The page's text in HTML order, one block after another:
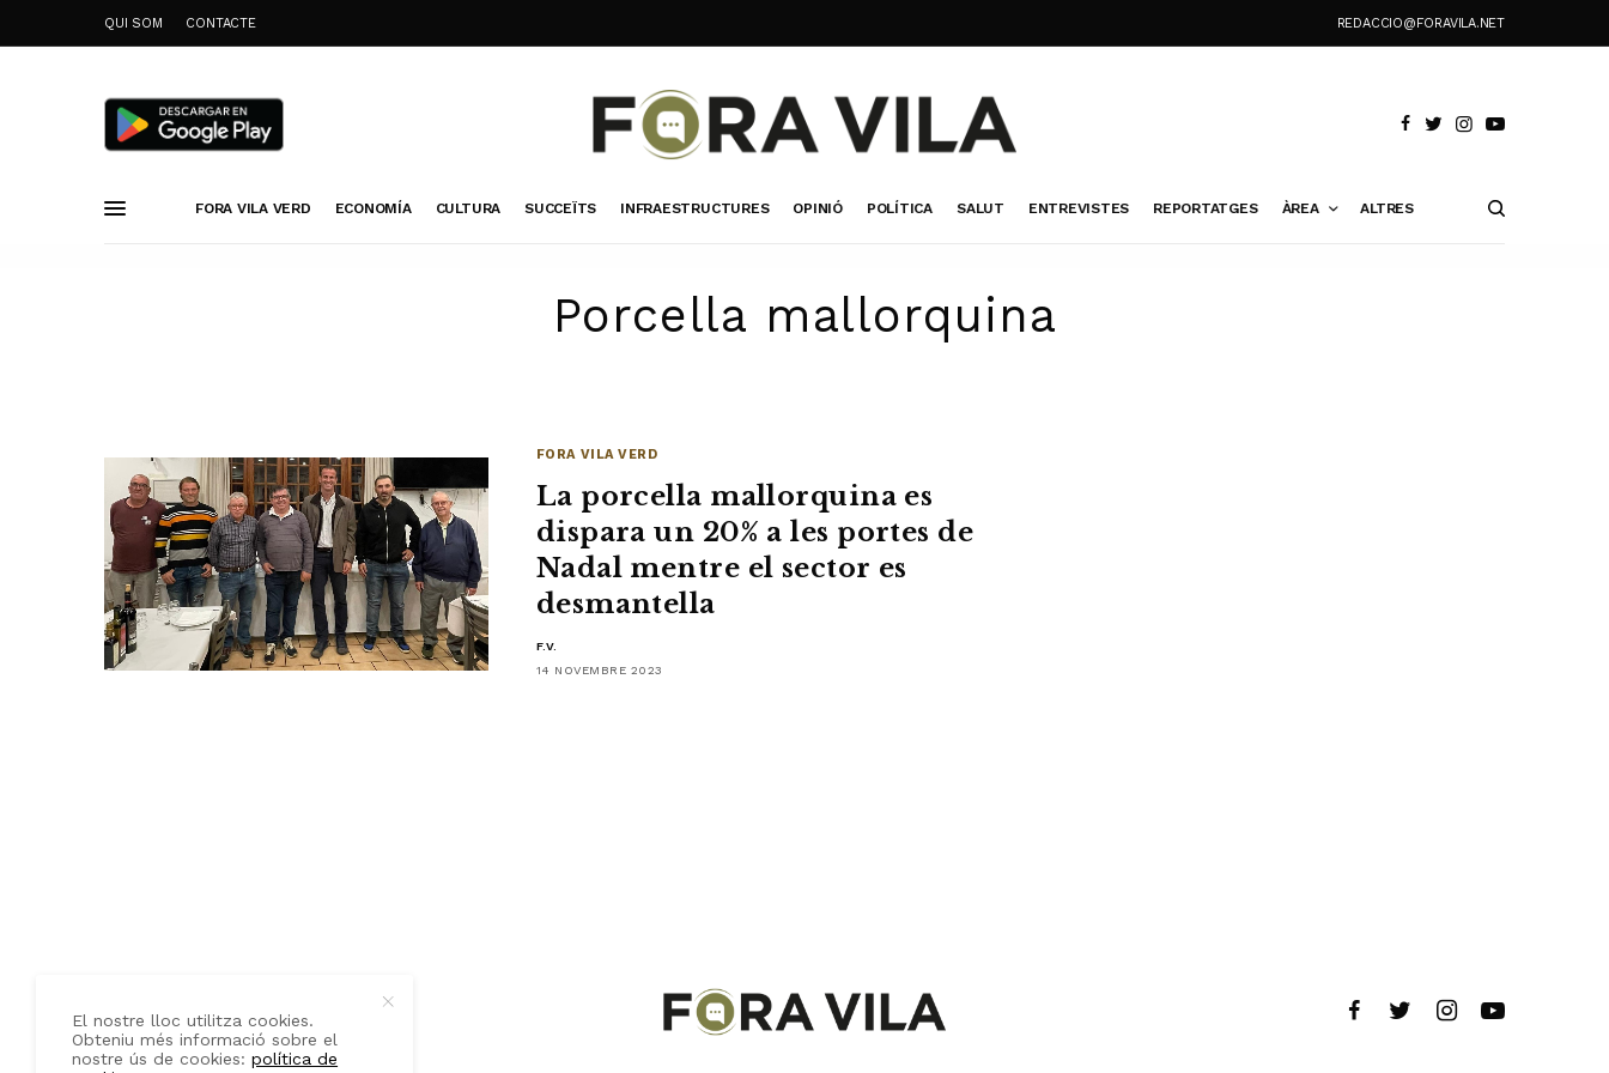
QUI SOM CONTACTE REDACCIO@FORAVILA.NET
FORA VILA VERD ECONOMÍA CULTURA SUCCEÏTS INFRAESTRUCTURES OPINIÓ POLÍTICA SALUT ENTREVISTES REPORTATGES ÀREA ALTRES
Porcella mallorquina
FORA VILA VERD
La porcella mallorquina es
dispara un 20% a les portes de
Nadal mentre el sector es
desmantella
F.V.
14 NOVEMBRE 2023
QUI SOM CONTACTE
El nostre lloc utilitza cookies.
Obteniu més informació sobre el
nostre ús de cookies:política de